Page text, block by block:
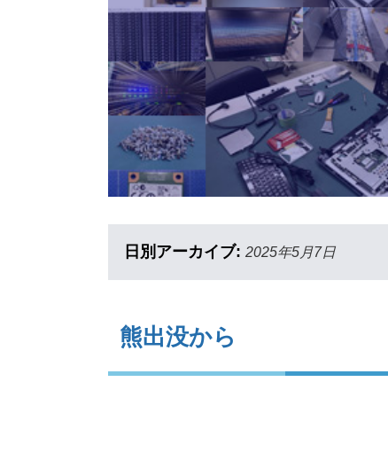
日別アーカイブ: 2025年5月7日
熊出没から